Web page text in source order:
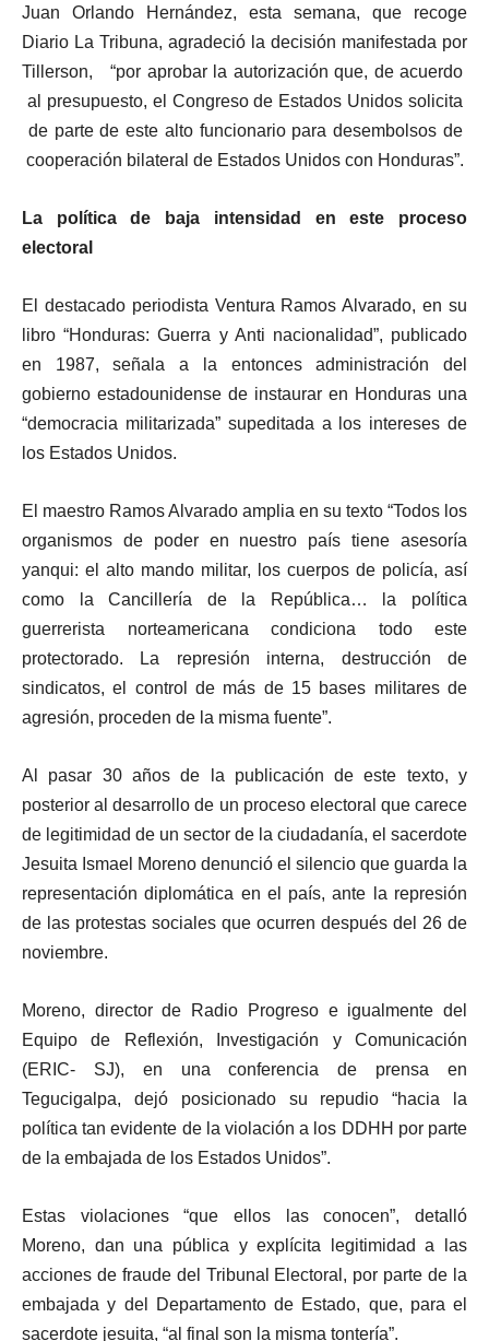
Juan Orlando Hernández, esta semana, que recoge
Diario La Tribuna, agradeció la decisión manifestada por
Tillerson, “por aprobar la autorización que, de acuerdo
al presupuesto, el Congreso de Estados Unidos solicita
de parte de este alto funcionario para desembolsos de
cooperación bilateral de Estados Unidos con Honduras”.
La política de baja intensidad en este proceso
electoral
El destacado periodista Ventura Ramos Alvarado, en su
libro “Honduras: Guerra y Anti nacionalidad”, publicado
en 1987, señala a la entonces administración del
gobierno estadounidense de instaurar en Honduras una
“democracia militarizada” supeditada a los intereses de
los Estados Unidos.
El maestro Ramos Alvarado amplia en su texto “Todos los
organismos de poder en nuestro país tiene asesoría
yanqui: el alto mando militar, los cuerpos de policía, así
como la Cancillería de la República… la política
guerrerista norteamericana condiciona todo este
protectorado. La represión interna, destrucción de
sindicatos, el control de más de 15 bases militares de
agresión, proceden de la misma fuente”.
Al pasar 30 años de la publicación de este texto, y
posterior al desarrollo de un proceso electoral que carece
de legitimidad de un sector de la ciudadanía, el sacerdote
Jesuita Ismael Moreno denunció el silencio que guarda la
representación diplomática en el país, ante la represión
de las protestas sociales que ocurren después del 26 de
noviembre.
Moreno, director de Radio Progreso e igualmente del
Equipo de Reflexión, Investigación y Comunicación
(ERIC- SJ), en una conferencia de prensa en
Tegucigalpa, dejó posicionado su repudio “hacia la
política tan evidente de la violación a los DDHH por parte
de la embajada de los Estados Unidos”.
Estas violaciones “que ellos las conocen”, detalló
Moreno, dan una pública y explícita legitimidad a las
acciones de fraude del Tribunal Electoral, por parte de la
embajada y del Departamento de Estado, que, para el
sacerdote jesuita, “al final son la misma tontería”.